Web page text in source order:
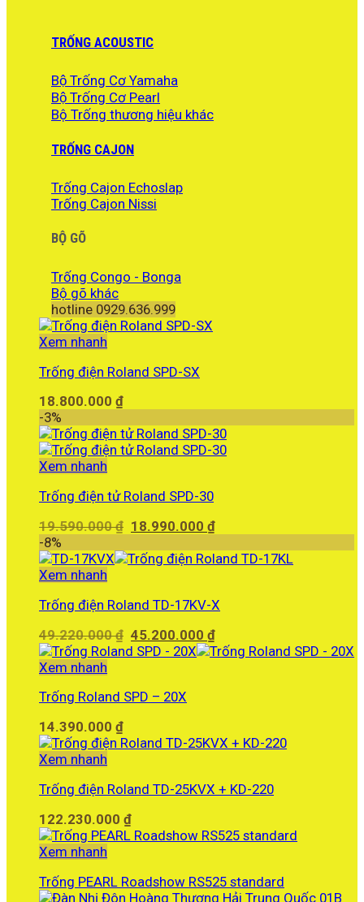
TRỐNG ACOUSTIC
Bộ Trống Cơ Yamaha
Bộ Trống Cơ Pearl
Bộ Trống thương hiệu khác
TRỐNG CAJON
Trống Cajon Echoslap
Trống Cajon Nissi
BỘ GÕ
Trống Congo - Bonga
Bộ gõ khác
hotline 0929.636.999
Xem nhanh
Trống điện Roland SPD-SX
18.800.000 ₫
-3%
Xem nhanh
Trống điện tử Roland SPD-30
19.590.000₫ Giá
là:
18.990.000₫Giá
tại
-8%
Xem nhanh
Trống điện Roland TD-17KV-X
49.220.000₫ Giá
gốc
45.200.000₫Giá
hiện
Xem nhanh
Trống Roland SPD – 20X
14.390.000 ₫
Xem nhanh
Trống điện Roland TD-25KVX + KD-220
122.230.000 ₫
Xem nhanh
Trống PEARL Roadshow RS525 standard